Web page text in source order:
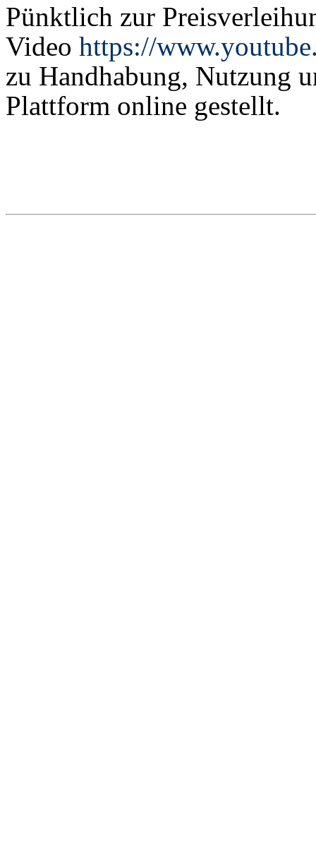
Pünktlich zur
Video https://
zu Handhabung, Nutzung
Plattform online gestellt.